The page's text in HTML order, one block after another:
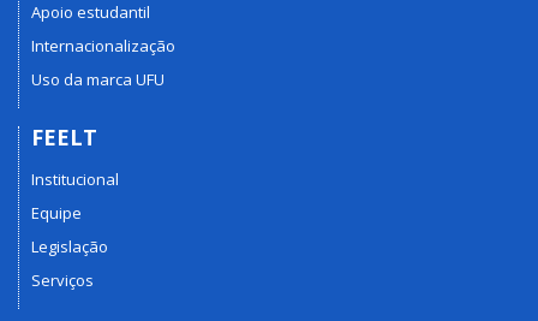
Apoio estudantil
Internacionalização
Uso da marca UFU
FEELT
Institucional
Equipe
Legislação
Serviços